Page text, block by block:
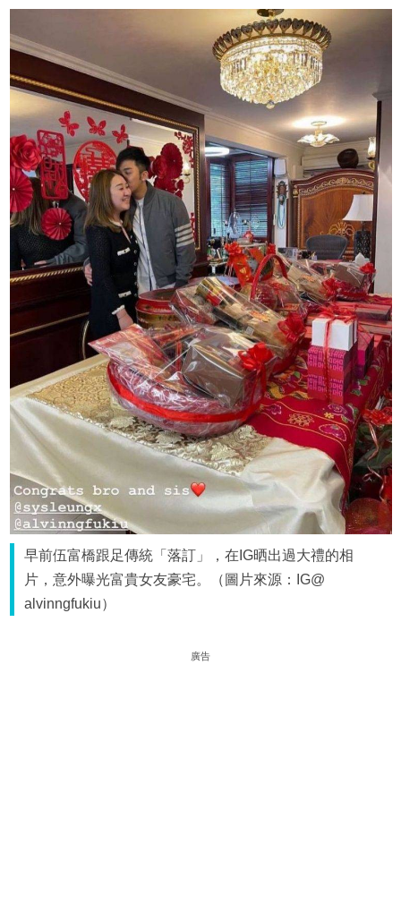
早前伍富橋跟足傳統「落訂」，在IG晒出過大禮的相
片，意外曝光富貴女友豪宅。（圖片來源：IG@
alvinngfukiu）
廣告